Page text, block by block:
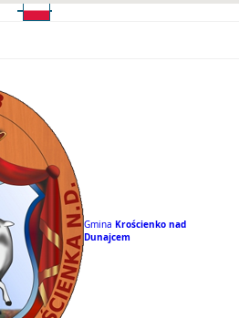
Gmina Krościenko nad
Dunajcem